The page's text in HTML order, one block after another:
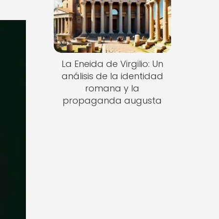
La Eneida de Virgilio: Un
análisis de la identidad
romana y la
propaganda augusta